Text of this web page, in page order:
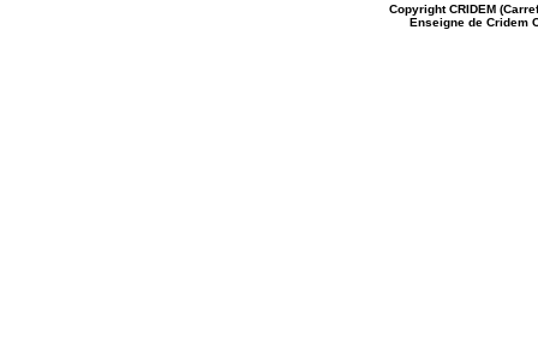
CopyrightCRIDEM
Enseigne de Cridem